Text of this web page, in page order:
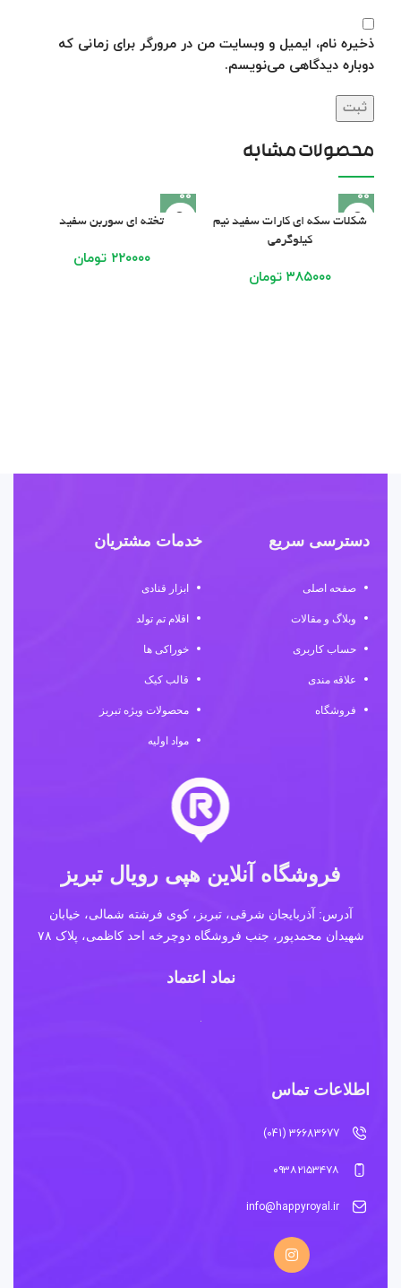
ذخیره نام، ایمیل و وبسایت من در مرورگر برای زمانی که
دوباره دیدگاهی می‌نویسم.
محصولات مشابه
شکلات سکه ای کارات سفید نیم
کیلوگرمی
۳۸۵۰۰۰ تومان
تخته ای سوربن سفید
۲۲۰۰۰۰ تومان
دسترسی سریع
صفحه اصلی
وبلاگ و مقالات
حساب کاربری
علاقه مندی
فروشگاه
خدمات مشتریان
ابزار قنادی
اقلام تم تولد
خوراکی ها
قالب کیک
محصولات ویژه تبریز
مواد اولیه
فروشگاه آنلاین هپی رویال تبریز
آدرس: آذربایجان شرقی، تبریز، کوی فرشته شمالی، خیابان
شهیدان محمدپور، جنب فروشگاه دوچرخه احد کاظمی، پلاک ۷۸
نماد اعتماد
اطلاعات تماس
36683677 (041)
۰۹۳۸۲۱۵۳۴۷۸
info@happyroyal.ir